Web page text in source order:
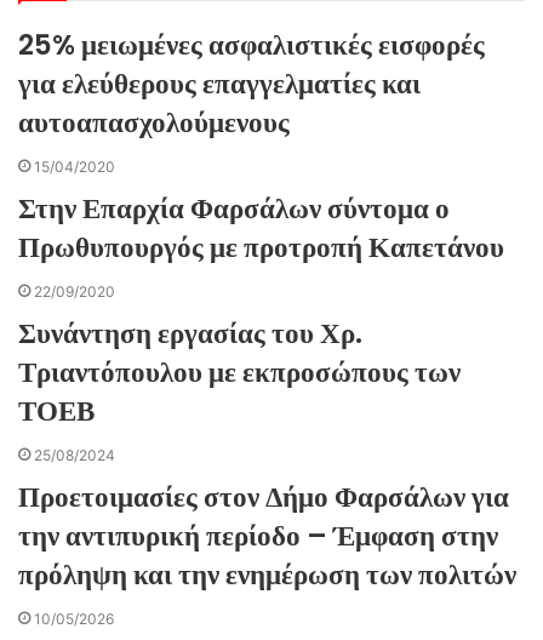
25% μειωμένες ασφαλιστικές εισφορές
για ελεύθερους επαγγελματίες και
αυτοαπασχολούμενους
15/04/2020
Στην Επαρχία Φαρσάλων σύντομα ο
Πρωθυπουργός με προτροπή Καπετάνου
22/09/2020
Συνάντηση εργασίας του Χρ.
Τριαντόπουλου με εκπροσώπους των
ΤΟΕΒ
25/08/2024
Προετοιμασίες στον Δήμο Φαρσάλων για
την αντιπυρική περίοδο – Έμφαση στην
πρόληψη και την ενημέρωση των πολιτών
10/05/2026